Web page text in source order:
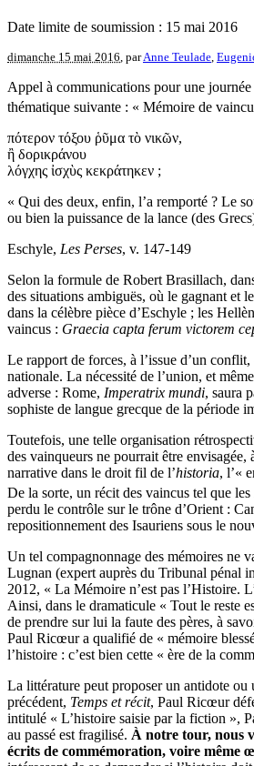
Date limite de soumission : 15 mai 2016
dimanche 15 mai 2016 , parAnne Teulade
Appel à communications pour une
thématique suivante : « Mémoire de
πότερον τόξου ῥῦμα τὸ νικῶν,
ἢ δορικράνου
λόγχης ἰσχὺς κεκράτηκεν ;
« Qui des deux, enfin, l’a remporté ? Le
ou bien la puissance de la lance (des
Eschyle, Les Perses, v. 147-149
Selon la formule de Robert Brasillach,
des situations ambiguës, où le gagnant et
dans la célèbre pièce d’Eschyle ; les
vaincus : Graecia capta ferum victorem
Le rapport de forces, à l’issue d’un
nationale. La nécessité de l’union, et
adverse : Rome, Imperatrix mundi, saura
sophiste de langue grecque de la période
Toutefois, une telle organisation
des vainqueurs ne pourrait être
narrative dans le droit fil de l’historia, l’«
De la sorte, un récit des vaincus tel que les
perdu le contrôle sur le trône d’Orient :
repositionnement des Isauriens sous le
Un tel compagnonnage des mémoires ne
Lugnan (expert auprès du Tribunal pénal
2012, « La Mémoire n’est pas l’Histoire.
Ainsi, dans le dramaticule « Tout le reste
de prendre sur lui la faute des pères, à
Paul Ricœur a qualifié de « mémoire
l’histoire : c’est bien cette « ère de la
La littérature peut proposer un antidote ou
précédent, Temps et récit, Paul Ricœur
intitulé « L’histoire saisie par la fiction »,
au passé est fragilisé. À notre tour, nous
écrits de commémoration, voire même